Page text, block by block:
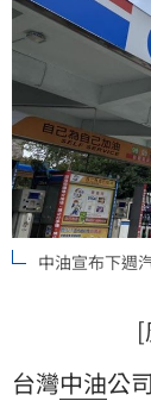
中油宣布下週
台灣中油公